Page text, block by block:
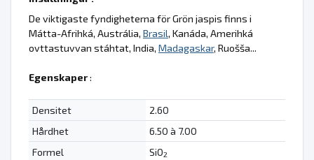
De viktigaste fyndigheterna för Grön jaspis finns i
Mátta-Afrihká, Austrália, Brasil, Kanáda, Amerihká
ovttastuvvan stáhtat, India, Madagaskar, Ruošša...
Egenskaper:
Densitet
2.60
Hårdhet
6.50 à 7.00
Formel
SiO2